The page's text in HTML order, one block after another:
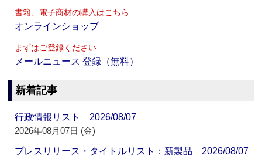
書籍、電子商材の購入はこちら
オンラインショップ
まずはご登録ください
メールニュース 登録（無料）
新着記事
行政情報リスト 2026/08/07
2026年08月07日 (金)
プレスリリース・タイトルリスト：新製品 2026/08/07